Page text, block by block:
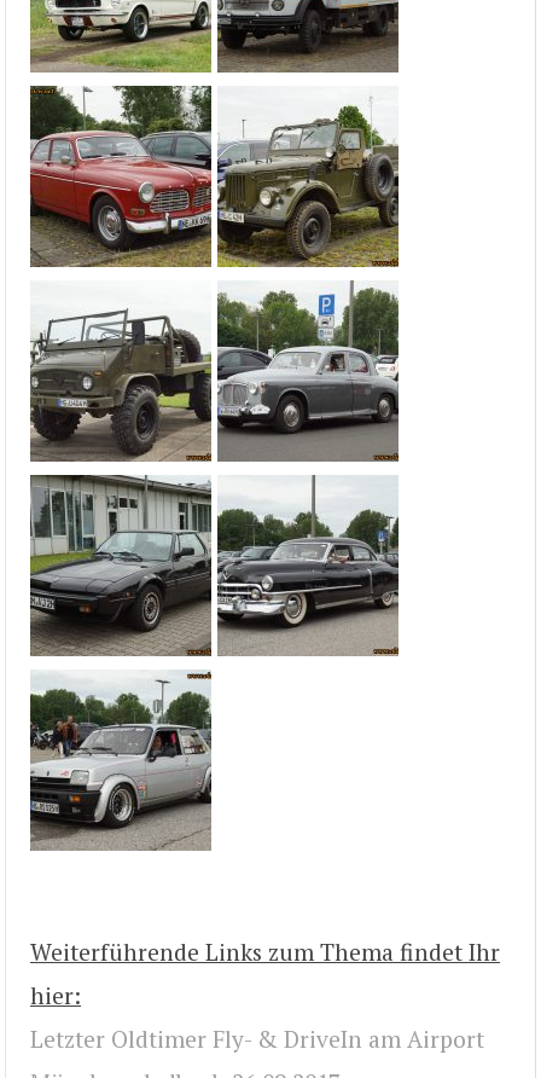
Weiterführende Links zum Thema findet Ihr
hier:
Letzter Oldtimer Fly- & DriveIn am Airport